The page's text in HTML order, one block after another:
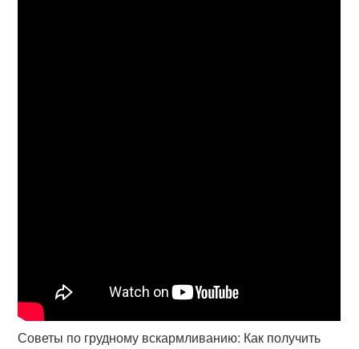
Советы по грудному вскармливанию: Как получить